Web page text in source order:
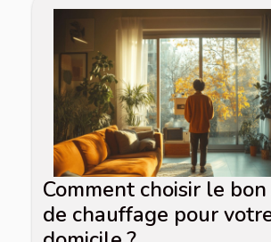
Comment choisir le
de chauffage pour